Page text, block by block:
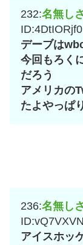
232:名無し
ID:4DtIORjf0
デーブは
今回もろく
だろう
アメリカの
たよやっぱ
236:名無し
アイスホッ